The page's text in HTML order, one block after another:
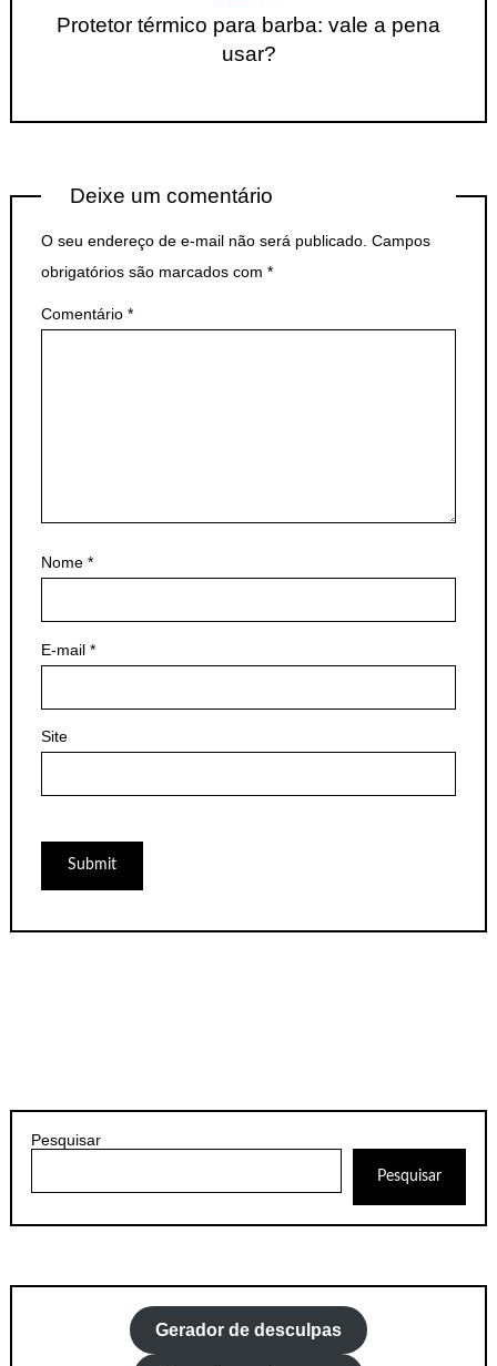
Protetor térmico para barba: vale a pena
usar?
Deixe um comentário
O seu endereço de e-mail não será publicado. Campos
obrigatórios são marcados com *
Comentário *
Nome *
E-mail *
Site
Pesquisar
Pesquisar
Gerador de desculpas